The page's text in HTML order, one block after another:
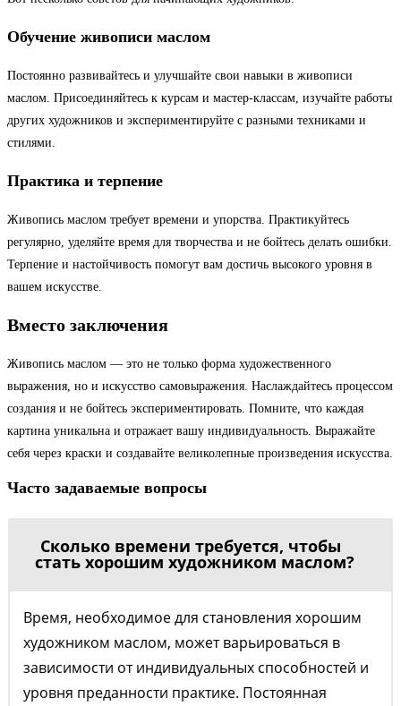
Обучение живописи маслом
Постоянно развивайтесь и улучшайте свои навыки в живописи
маслом. Присоединяйтесь к курсам и мастер-классам, изучайте работы
других художников и экспериментируйте с разными техниками и
стилями.
Практика и терпение
Живопись маслом требует времени и упорства. Практикуйтесь
регулярно, уделяйте время для творчества и не бойтесь делать ошибки.
Терпение и настойчивость помогут вам достичь высокого уровня в
вашем искусстве.
Вместо заключения
Живопись маслом — это не только форма художественного
выражения, но и искусство самовыражения. Наслаждайтесь процессом
создания и не бойтесь экспериментировать. Помните, что каждая
картина уникальна и отражает вашу индивидуальность. Выражайте
себя через краски и создавайте великолепные произведения искусства.
Часто задаваемые вопросы
Сколько времени требуется, чтобы
стать хорошим художником маслом?
Время, необходимое для становления хорошим
художником маслом, может варьироваться в
зависимости от индивидуальных способностей и
уровня преданности практике. Постоянная